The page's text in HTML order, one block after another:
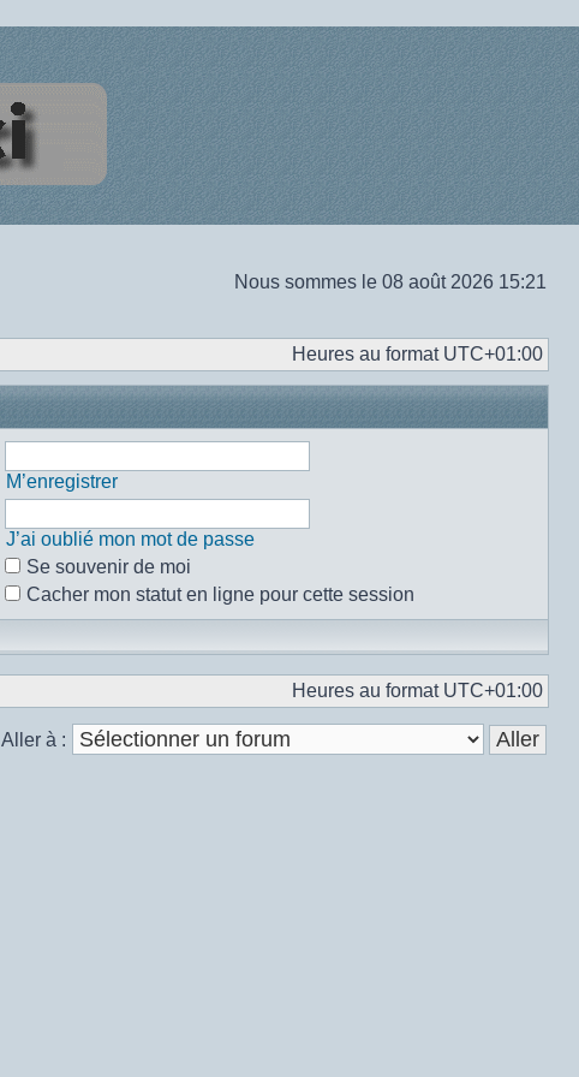
Nous sommes le 08 août 2026 15:21
Heures au format UTC+01:00
M’enregistrer
J’ai oublié mon mot de passe
Se souvenir de moi
Cacher mon statut en ligne pour cette session
Heures au format UTC+01:00
Aller à :